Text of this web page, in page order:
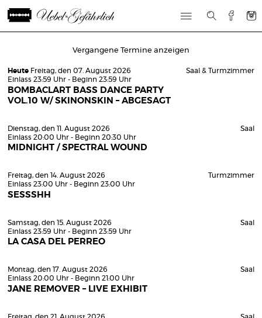
Vergangene Termine anzeigen
Heute Freitag, den 07. August 2026
Einlass 23:59 Uhr - Beginn 23:59 Uhr
BOMBACLART BASS DANCE PARTY
VOL.10 W/ SKINONSKIN – ABGESAGT
Saal & Turmzimmer
Dienstag, den 11. August 2026
Einlass 20:00 Uhr - Beginn 20:30 Uhr
MIDNIGHT / SPECTRAL WOUND
Saal
Freitag, den 14. August 2026
Einlass 23:00 Uhr - Beginn 23:00 Uhr
SESSSHH
Turmzimmer
Samstag, den 15. August 2026
Einlass 23:59 Uhr - Beginn 23:59 Uhr
LA CASA DEL PERREO
Saal
Montag, den 17. August 2026
Einlass 20:00 Uhr - Beginn 21:00 Uhr
JANE REMOVER – LIVE EXHIBIT
Saal
Freitag, den 21. August 2026
Saal